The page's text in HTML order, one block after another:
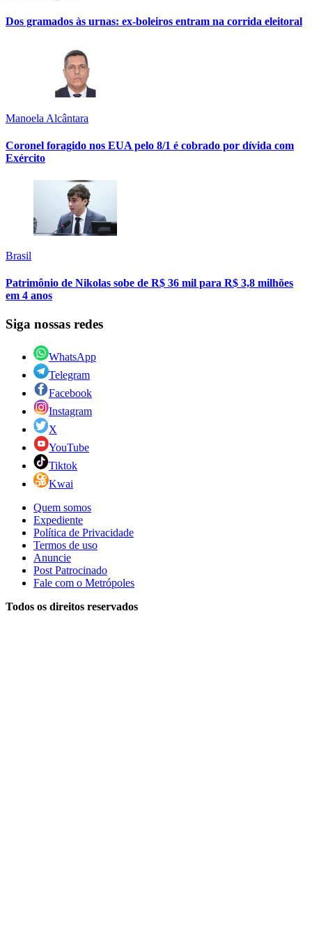
Dos gramados às urnas: ex-boleiros entram na corrida eleitoral
Manoela Alcântara
Coronel foragido nos EUA pelo 8/1 é cobrado por dívida com
Exército
Brasil
Patrimônio de Nikolas sobe de R$ 36 mil para R$ 3,8 milhões
em 4 anos
Siga nossas redes
WhatsApp
Telegram
Facebook
Instagram
X
YouTube
Tiktok
Kwai
Quem somos
Expediente
Política de Privacidade
Termos de uso
Anuncie
Post Patrocinado
Fale com o Metrópoles
Todos os direitos reservados